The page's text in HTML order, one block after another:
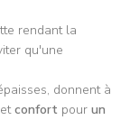
rendant la
qu'une
donnent à
confort pour un